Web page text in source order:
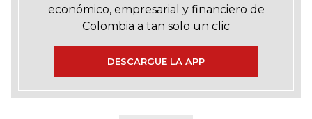
económico, empresarial y financiero de
Colombia a tan solo un clic
DESCARGUE LA APP